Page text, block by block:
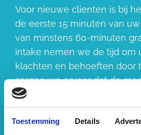
Toestemming Details
Voor nieuwe clienten is bij
de eerste 15 minuten van
van minstens 60-minuten
intake nemen we de tijd om
klachten en behoeften door
zorgen we ervoor dat de
afgestemd op wat uw
Boek uw massage